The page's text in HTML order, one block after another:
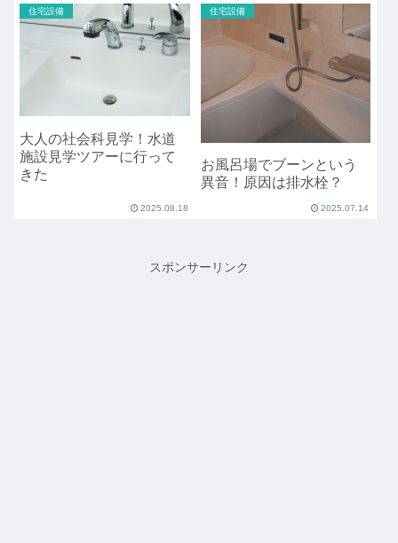
住宅設備
大人の社会科見学！水道
施設見学ツアーに行って
きた
2025.08.18
住宅設備
お風呂場でブーンという
異音！原因は排水栓？
2025.07.14
スポンサーリンク